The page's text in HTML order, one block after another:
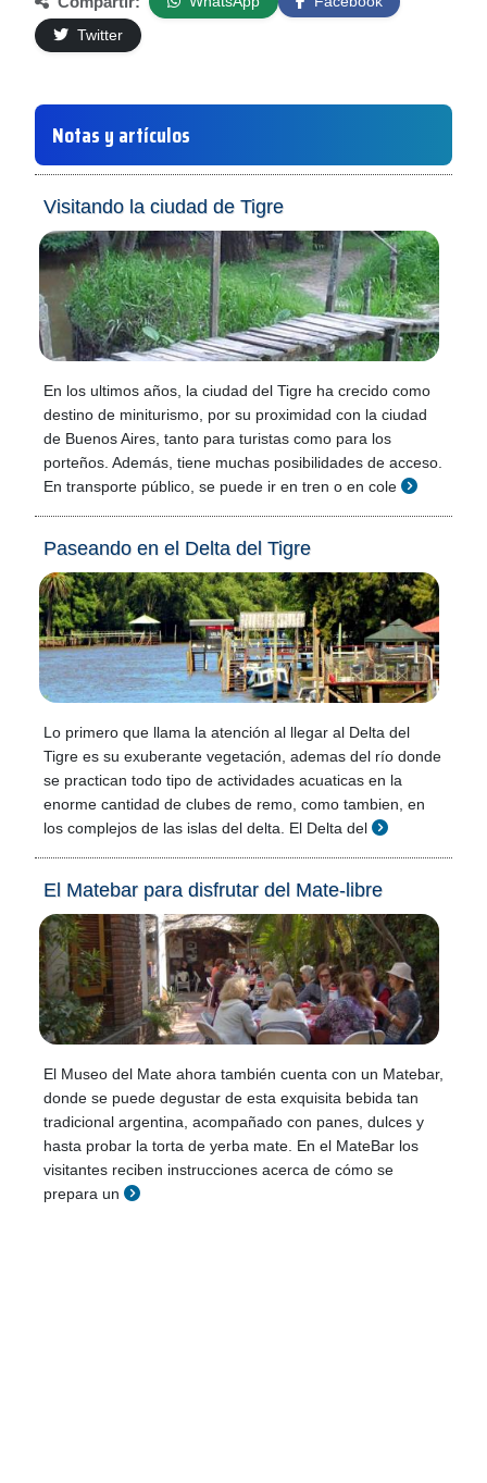
Twitter
Notas y artículos
Visitando la ciudad de Tigre
En los ultimos años, la ciudad del Tigre ha crecido como
destino de miniturismo, por su proximidad con la ciudad
de Buenos Aires, tanto para turistas como para los
porteños. Además, tiene muchas posibilidades de acceso.
En transporte público, se puede ir en tren o en cole
Paseando en el Delta del Tigre
Lo primero que llama la atención al llegar al Delta del
Tigre es su exuberante vegetación, ademas del río donde
se practican todo tipo de actividades acuaticas en la
enorme cantidad de clubes de remo, como tambien, en
los complejos de las islas del delta. El Delta del
El Matebar para disfrutar del Mate-libre
El Museo del Mate ahora también cuenta con un Matebar,
donde se puede degustar de esta exquisita bebida tan
tradicional argentina, acompañado con panes, dulces y
hasta probar la torta de yerba mate. En el MateBar los
visitantes reciben instrucciones acerca de cómo se
prepara un